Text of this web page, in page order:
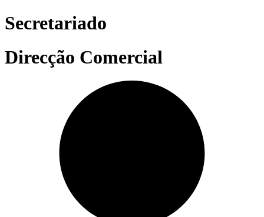
Secretariado
Direcção Comercial